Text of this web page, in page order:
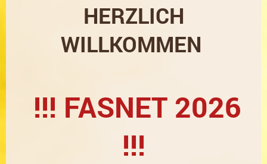
HERZLICH
WILLKOMMEN
!!! FASNET 2026
!!!